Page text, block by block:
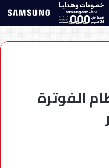
الفوترة